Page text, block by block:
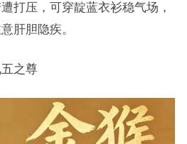
打压，可穿靛蓝衣衫稳气场，
肝胆隐疾。
之尊